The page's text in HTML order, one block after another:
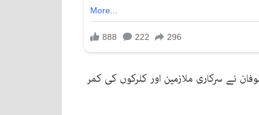
نے سرکاری ملازمین اور کلرکوں کی کمر